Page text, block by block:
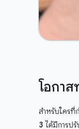
โอกา
สำหรับใครที่
3 ได้มีการป